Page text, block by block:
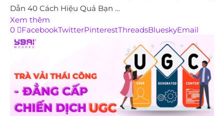
Dẫn 40 Cách Hiệu Quả Bạn …
Xem thêm
0
FacebookTwitterPinterestThreadsBlueskyEmail